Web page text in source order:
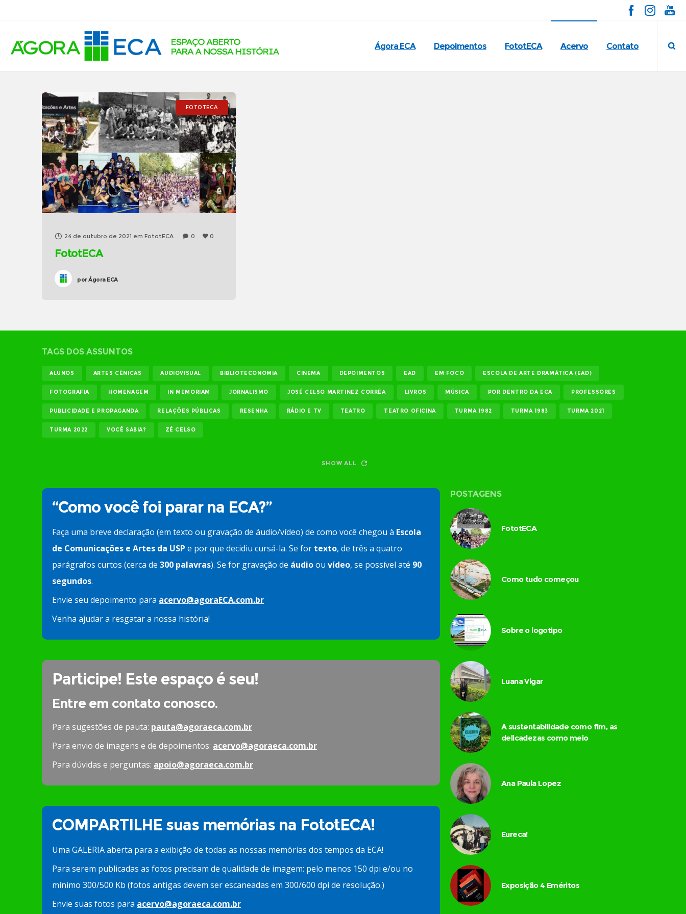
Ágora ECA Depoimentos FototECA Acervo Contato
FOTOTECA
24 de outubro de 2021 em FototECA 0 0
FototECA
porÁgora ECA
TAGS DOS ASSUNTOS
ALUNOS ARTES CÊNICAS AUDIOVISUAL BIBLIOTECONOMIA CINEMA DEPOIMENTOS EAD EM FOCO ESCOLA DE ARTE DRAMÁTICA (EAD)
FOTOGRAFIA HOMENAGEM IN MEMORIAM JORNALISMO JOSÉ CELSO MARTINEZ CORRÊA LIVROS MÚSICA POR DENTRO DA ECA PROFESSORES
PUBLICIDADE E PROPAGANDA RELAÇÕES PÚBLICAS RESENHA RÁDIO E TV TEATRO TEATRO OFICINA TURMA 1982 TURMA 1983 TURMA 2021
TURMA 2022 VOCÊ SABIA? ZÉ CELSO
SHOW ALL
“Como você foi parar na ECA?”
Faça uma breve declaração (em texto ou gravação de áudio/vídeo) de como você chegou à Escola
de Comunicações e Artes da USP e por que decidiu cursá-la. Se for texto, de três a quatro
parágrafos curtos (cerca de 300 palavras). Se for gravação de áudioou vídeo, se possível até 90
segundos.
Envie seu depoimento para acervo@agoraECA.com.br
Venha ajudar a resgatar a nossa história!
Participe! Este espaço é seu!
Entre em contato conosco.
Para sugestões de pauta: pauta@agoraeca.com.br
Para envio de imagens e de depoimentos: acervo@agoraeca.com.br
Para dúvidas e perguntas: apoio@agoraeca.com.br
COMPARTILHE suas memórias na FototECA!
Uma GALERIA aberta para a exibição de todas as nossas memórias dos tempos da ECA!
Para serem publicadas as fotos precisam de qualidade de imagem: pelo menos 150 dpi e/ou no
mínimo 300/500 Kb (fotos antigas devem ser escaneadas em 300/600 dpi de resolução.)
Envie suas fotos para acervo@agoraeca.com.br
POSTAGENS
FototECA
Como tudo começou
Sobre o logotipo
Luana Vigar
A sustentabilidade como fim, as
delicadezas como meio
Ana Paula Lopez
Eureca!
Exposição 4 Eméritos